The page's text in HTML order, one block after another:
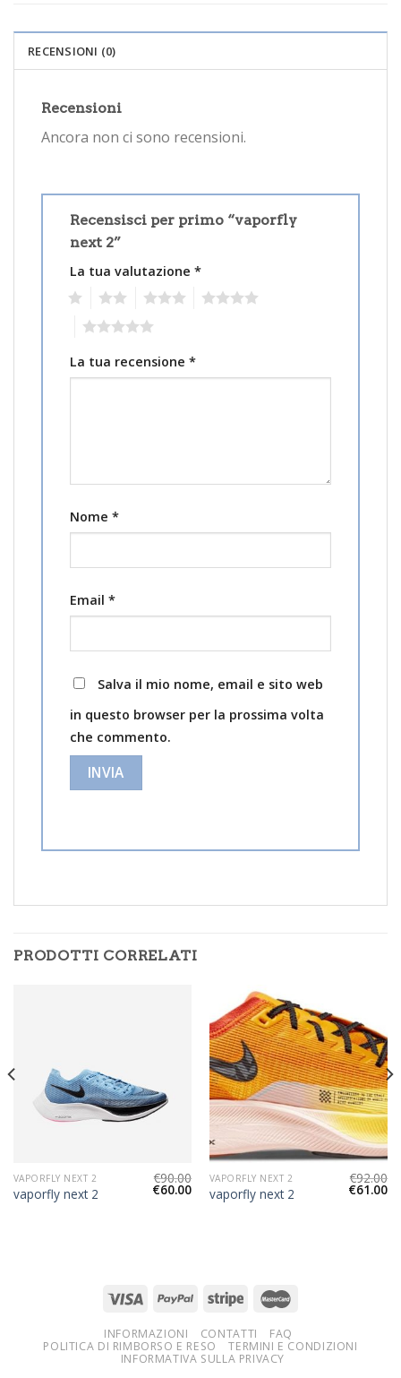
RECENSIONI (0)
Recensioni
Ancora non ci sono recensioni.
Recensisci per primo “vaporfly
next 2”
La tua valutazione *
La tua recensione *
Nome *
Email *
Salva il mio nome, email e sito web
in questo browser per la prossima volta
che commento.
PRODOTTI CORRELATI
VAPORFLY NEXT 2
vaporfly next 2
€90.00
€60.00
VAPORFLY NEXT 2
vaporfly next 2
€92.00
€61.00
INFORMAZIONI CONTATTI
FAQ
POLITICA DI RIMBORSO E RESO
TERMINI E CONDIZIONI
INFORMATIVA SULLA PRIVACY